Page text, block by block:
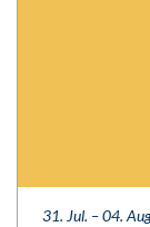
31. Jul. –04.